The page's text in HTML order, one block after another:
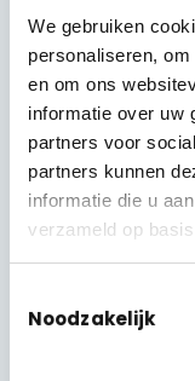
We gebruiken
personaliseren,
en om ons
informatie over uw
partners voor
partners kunnen
informatie die u
verzameld op
Noodzakelijk
Waar je
kijken
Zoek je iets
brengen je snel op
Wel of geen
Camera zonder